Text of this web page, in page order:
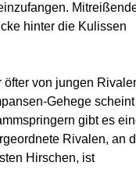
hinter die Kulissen
von jungen
Gehege
gibt es
Rivalen, an
Hirschen, ist